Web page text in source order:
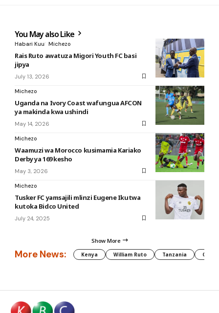
You May also Like
Habari Kuu Michezo
Rais Ruto awatuza Migori Youth FC basi
jipya
July 13, 2026
Michezo
Uganda na Ivory Coast wafungua AFCON
ya makinda kwa ushindi
May 14, 2026
Michezo
Waamuzi wa Morocco kusimamia Kariako
Derby ya 169 kesho
May 3, 2026
Michezo
Tusker FC yamsajili mlinzi Eugene Ikutwa
kutoka Bidco United
July 24, 2025
Show More
More News: Kenya William Ruto Tanzania CAF